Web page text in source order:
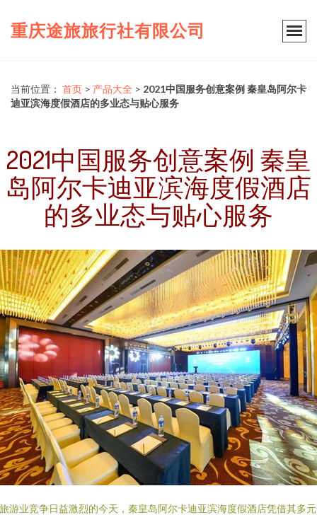
重庆途旅旅行社有限公司
当前位置： 首页 > 产品大全 > 2021中国服务创意案例 秦皇岛阿尔卡
迪亚滨海度假酒店的多业态与贴心服务
2021中国服务创意案例 秦皇
岛阿尔卡迪亚滨海度假酒店
的多业态与贴心服务
游业竞争日益激烈的今天，秦皇岛阿尔卡迪亚滨海度假酒店凭借其多